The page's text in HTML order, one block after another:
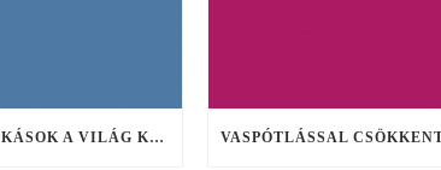
SZÜLÉSI SZOKÁSOK A VILÁG KÜLÖNBÖZŐ TÁJAIN